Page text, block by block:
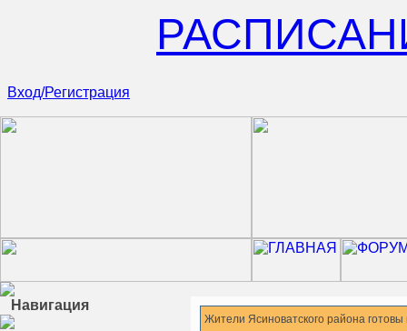
Вход/Регистрация
Навигация
Жители Ясиноватского района